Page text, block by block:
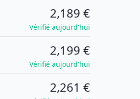
2,189 €
Vérifié aujourd'hui
2,199 €
Vérifié aujourd'hui
2,261 €